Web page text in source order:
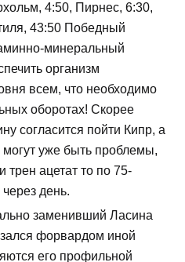
4:50, Пирнес, 6:30,
43:50 Победный
минеральный
организм
всем, что необходимо
оборотах! Скорее
согласится пойти Кипр, а
могут уже быть проблемы,
ацетат то по 75-
день.
заменивший Ласина
форвардом иной
его профильной